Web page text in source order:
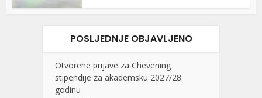
POSLJEDNJE OBJAVLJENO
Otvorene prijave za Chevening
stipendije za akademsku 2027/28.
godinu